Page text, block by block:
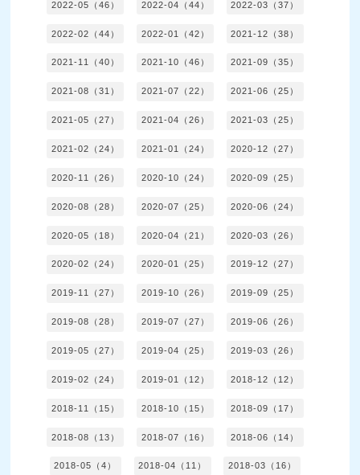
2022-05（46） 2022-04（44） 2022-03（37）
2022-02（44） 2022-01（42） 2021-12（38）
2021-11（40） 2021-10（46） 2021-09（35）
2021-08（31） 2021-07（22） 2021-06（25）
2021-05（27） 2021-04（26） 2021-03（25）
2021-02（24） 2021-01（24） 2020-12（27）
2020-11（26） 2020-10（24） 2020-09（25）
2020-08（28） 2020-07（25） 2020-06（24）
2020-05（18） 2020-04（21） 2020-03（26）
2020-02（24） 2020-01（25） 2019-12（27）
2019-11（27） 2019-10（26） 2019-09（25）
2019-08（28） 2019-07（27） 2019-06（26）
2019-05（27） 2019-04（25） 2019-03（26）
2019-02（24） 2019-01（12） 2018-12（12）
2018-11（15） 2018-10（15） 2018-09（17）
2018-08（13） 2018-07（16） 2018-06（14）
2018-05（4） 2018-04（11） 2018-03（16）